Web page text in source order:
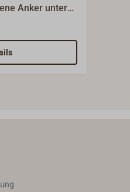
Anker unter
oder Trosse
mm.